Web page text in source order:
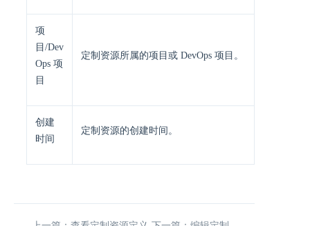
项
目/Dev
Ops 项
目
定制资源所属的项目或 DevOps 项目。
创建
时间
定制资源的创建时间。